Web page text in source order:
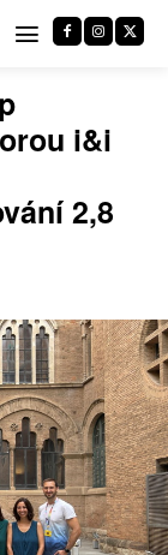
i&i
2,8